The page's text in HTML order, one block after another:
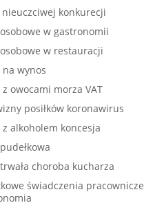
nieuczciwej konkurecji
w gastronomii
w restauracji
wynos
owocami morza VAT
posiłków koronawirus
alkoholem koncesja
choroba kucharza
świadczenia pracownicze